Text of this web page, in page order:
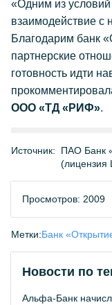
«Одним из условий
взаимодействие с
Благодарим банк
партнерские
готовность идти
ООО «ТД «РИФ».
Источник:
ПАО Банк
Просмотров: 2009
Метки:Банк
Новости по
Альфа-Банк